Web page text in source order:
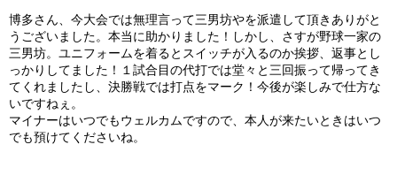
博多さん、今大会では無理言って三男坊やを派遣して頂きありがと
うございました。本当に助かりました！しかし、さすが野球一家の
三男坊。ユニフォームを着るとスイッチが入るのか挨拶、返事とし
っかりしてました！１試合目の代打では堂々と三回振って帰ってき
てくれましたし、決勝戦では打点をマーク！今後が楽しみで仕方な
いですねぇ。
マイナーはいつでもウェルカムですので、本人が来たいときはいつ
でも預けてくださいね。